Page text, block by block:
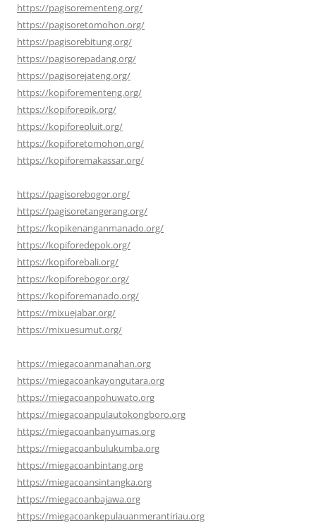
https://pagisorementeng.org/
https://pagisoretomohon.org/
https://pagisorebitung.org/
https://pagisorepadang.org/
https://pagisorejateng.org/
https://kopiforementeng.org/
https://kopiforepik.org/
https://kopiforepluit.org/
https://kopiforetomohon.org/
https://kopiforemakassar.org/
https://pagisorebogor.org/
https://pagisoretangerang.org/
https://kopikenanganmanado.org/
https://kopiforedepok.org/
https://kopiforebali.org/
https://kopiforebogor.org/
https://kopiforemanado.org/
https://mixuejabar.org/
https://mixuesumut.org/
https://miegacoanmanahan.org
https://miegacoankayongutara.org
https://miegacoanpohuwato.org
https://miegacoanpulautokongboro.org
https://miegacoanbanyumas.org
https://miegacoanbulukumba.org
https://miegacoanbintang.org
https://miegacoansintangka.org
https://miegacoanbajawa.org
https://miegacoankepulauanmerantiriau.org